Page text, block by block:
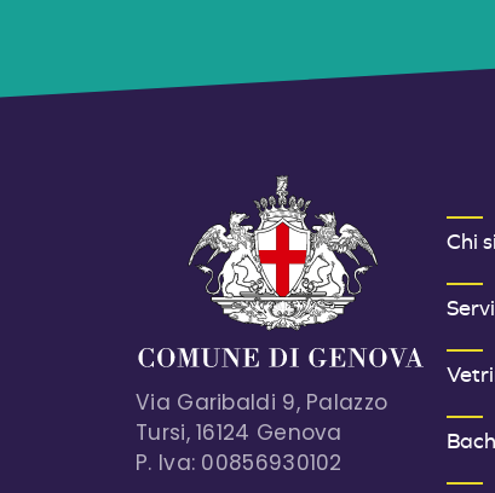
Via Garibaldi 9, Palazzo
Tursi, 16124 Genova
P. Iva: 00856930102
MENU
Chi